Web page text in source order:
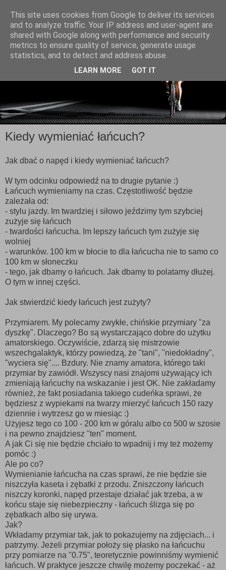
Kiedy wymieniać łańcuch?
Jak dbać o napęd i kiedy wymieniać łańcuch?
W tym odcinku odpowiedź na to drugie pytanie :)
Łańcuch wymieniamy na czas. Częstotliwość będzie
zależała od:
- stylu jazdy. Im twardziej i siłowo jeździmy tym szybciej
zużyje się łańcuch
- twardości łańcucha. Im lepszy łańcuch tym zużyje się
wolniej
- warunków. 100 km w błocie to dla łańcucha nie to samo co
100 km w słoneczku
- tego, jak dbamy o łańcuch. Jak dbamy to polatamy dłużej.
O tym w innej części.
Jak stwierdzić kiedy łańcuch jest zużyty?
Przymiarem. My polecamy zwykłe, chińskie przymiary "za
dyszkę". Dlaczego? Bo są wystarczająco dobre do użytku
amatorskiego. Oczywiście, zdarzą się mistrzowie
wszechgalaktyk, którzy powiedzą, że "tani", "niedokładny",
"wyciera się".... Bzdury. Nie znamy amatora, którego taki
przymiar by zawiódł. Wszyscy nasi znajomi używający ich
zmieniają łańcuchy na wskazanie i jest OK. Nie zakładamy
również, że fakt posiadania takiego cudeńka sprawi, że
będziesz z wypiekami na twarzy mierzyć łańcuch 150 razy
dziennie i wytrzesz go w miesiąc :)
Użyjesz tego co 100 - 200 km w góralu albo co 500 w szosie
i na pewno znajdziesz "ten" moment.
A jak Ci się nie będzie chciało to wpadnij i my też możemy
pomóc :)
Ale po co?
Wymienianie łańcucha na czas sprawi, że nie będzie sie
niszczyła kaseta i zębatki z przodu. Zniszczony łańcuch
niszczy koronki, napęd przestaje działać jak trzeba, a w
końcu staje się niebezpieczny - łańcuch ślizga się po
zębatkach albo się urywa.
Jak?
Wkładamy przymiar tak, jak to pokazujemy na zdjęciach... i
patrzymy. Jeżeli przymiar położy się płasko na łańcuchu
przy pomiarze na "0.75", teoretycznie powinniśmy wymienić
łańcuch. W praktyce jeszcze chwilę możemy poczekać - aż
This site uses cookies from Google to deliver its services
and to analyze traffic. Your IP address and user-agent are
shared with Google along with performance and security
metrics to ensure quality of service, generate usage
statistics, and to detect and address abuse.
LEARN MORE GOT IT